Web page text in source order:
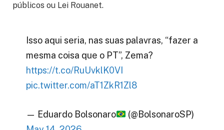
públicos ou Lei Rouanet.
Isso aqui seria, nas suas palavras, “fazer a
mesma coisa que o PT”, Zema?
https://t.co/RuUvklK0VI
pic.twitter.com/aT1ZkR1Zl8
— Eduardo Bolsonaro
(@BolsonaroSP)